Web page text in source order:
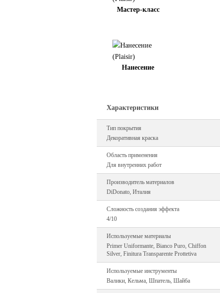
Мастер-класс
Нанесение
Характеристики
Тип покрытия
Декоративная краска
Область применения
Для внутренних работ
Производитель материалов
DiDonato, Италия
Сложность создания эффекта
4/10
Используемые материалы
Primer Uniformante, Bianco Puro, Chiffon
Silver, Finitura Transparente Prottetiva
Используемые инструменты
Валики, Кельма, Шпатель, Шайба